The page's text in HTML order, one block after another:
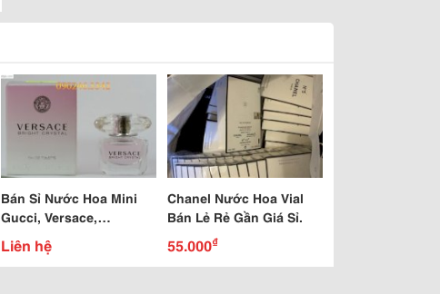
Bán Sỉ Nước Hoa Mini
Gucci, Versace,
Lancome, Daisy, Dior...
Bao Giá Việt Nam
Liên hệ
Chanel Nước Hoa Vial
Bán Lẻ Rẻ Gần Giá Sỉ.
55.000₫